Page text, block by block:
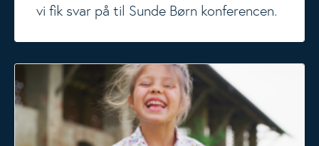
vi fik svar på til Sunde Børn konferencen.
Sunde Børn konferencen 2017